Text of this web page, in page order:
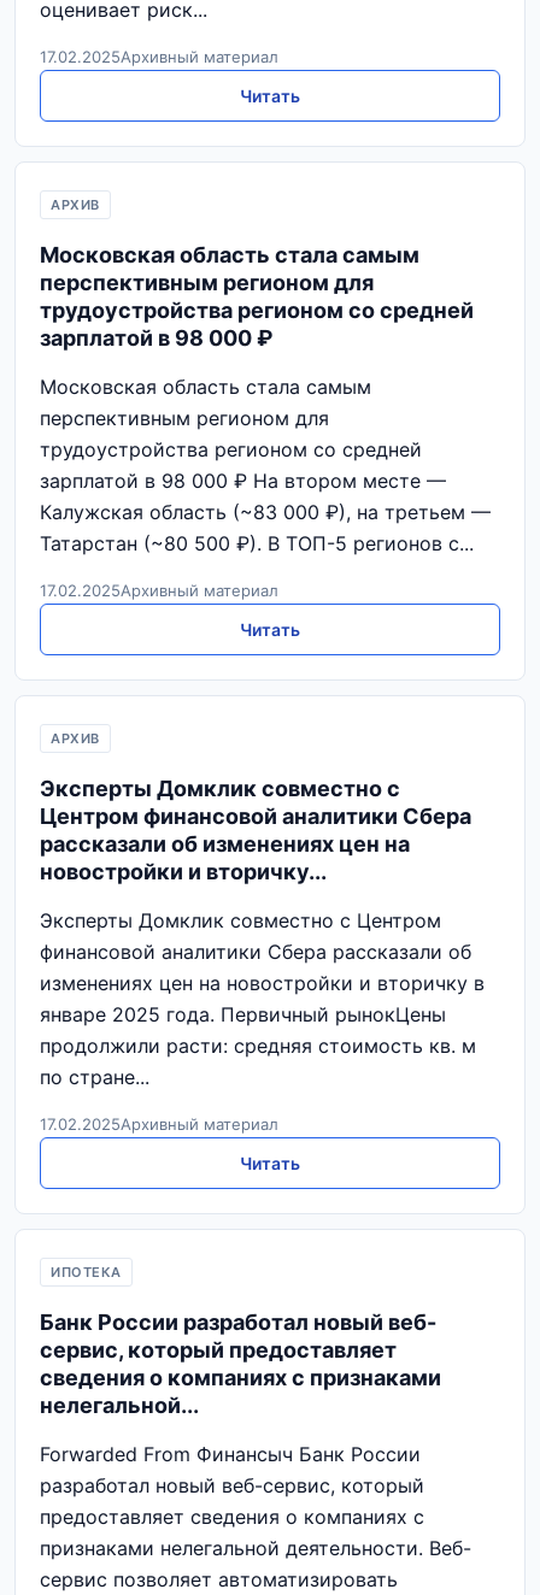
оценивает риск...
17.02.2025Архивный материал
Читать
АРХИВ
Московская область стала самым
перспективным регионом для
трудоустройства регионом со средней
зарплатой в 98 000 ₽
Московская область стала самым
перспективным регионом для
трудоустройства регионом со средней
зарплатой в 98 000 ₽ На втором месте —
Калужская область (~83 000 ₽), на третьем —
Татарстан (~80 500 ₽). В ТОП-5 регионов с...
17.02.2025Архивный материал
Читать
АРХИВ
Эксперты Домклик совместно с
Центром финансовой аналитики Сбера
рассказали об изменениях цен на
новостройки и вторичку...
Эксперты Домклик совместно с Центром
финансовой аналитики Сбера рассказали об
изменениях цен на новостройки и вторичку в
январе 2025 года. Первичный рынокЦены
продолжили расти: средняя стоимость кв. м
по стране...
17.02.2025Архивный материал
Читать
ИПОТЕКА
Банк России разработал новый веб-
сервис, который предоставляет
сведения о компаниях с признаками
нелегальной...
Forwarded From Финансыч Банк России
разработал новый веб-сервис, который
предоставляет сведения о компаниях с
признаками нелегальной деятельности. Веб-
сервис позволяет автоматизировать